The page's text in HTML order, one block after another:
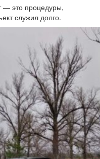
— это процедуры,
служил долго.